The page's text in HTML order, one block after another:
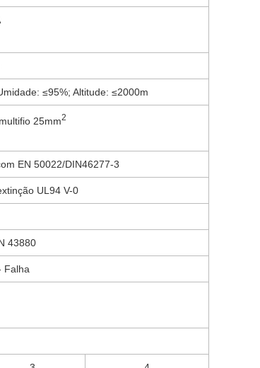
≤95%; Altitude: ≤2000m
25mm2
EN 50022/DIN46277-3
UL94 V-0
43880
Falha